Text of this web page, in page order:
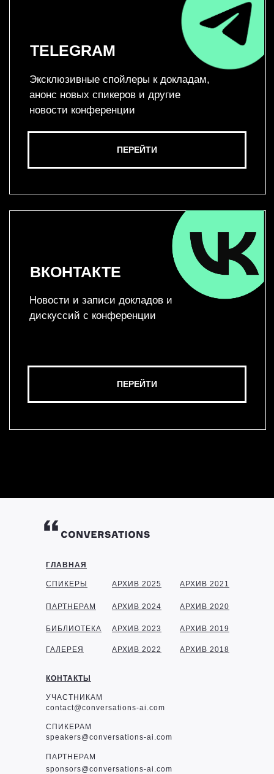
ГЛАВНАЯ
КОНТАКТЫ
СПИКЕРЫ
ПАРТНЕРАМ
БИБЛИОТЕКА
УЧАСТНИКАМ
contact@conversations-ai.com
СПИКЕРАМ
speakers@conversations-ai.com
ПАРТНЕРАМ
sponsors@conversations-ai.com
ГАЛЕРЕЯ
АРХИВ 2025
АРХИВ 2024
АРХИВ 2023
АРХИВ 2022
АРХИВ 2021
АРХИВ 2020
АРХИВ 2019
АРХИВ 2018